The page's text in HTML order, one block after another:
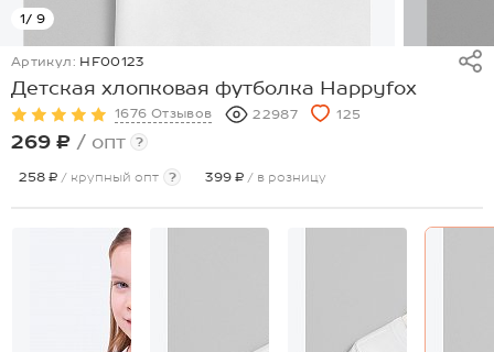
1/ 9
Артикул: HF00123
Детская хлопковая футболка Happyfox
1676 Отзывов 22987 125
269 ₽ / опт ?
258 ₽ / крупный опт ? 399 ₽ / в розницу